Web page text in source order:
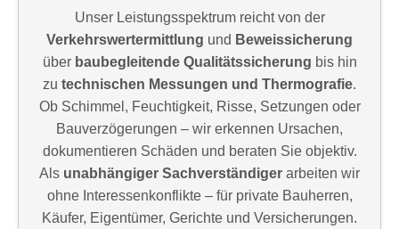
Unser Leistungsspektrum reicht von der
Verkehrswertermittlung und Beweissicherung
über baubegleitende Qualitätssicherung bis hin
zu technischen Messungen und Thermografie.
Ob Schimmel, Feuchtigkeit, Risse, Setzungen oder
Bauverzögerungen – wir erkennen Ursachen,
dokumentieren Schäden und beraten Sie objektiv.
Als unabhängiger Sachverständiger arbeiten wir
ohne Interessenkonflikte – für private Bauherren,
Käufer, Eigentümer, Gerichte und Versicherungen.